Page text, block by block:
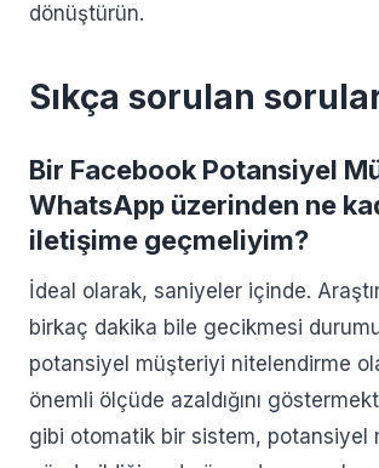
dönüştürün.
Sıkça sorulan
Bir Facebook Potansiyel
WhatsApp üzerinden ne
iletişime geçmeliyim?
İdeal olarak, saniyeler içinde.
birkaç dakika bile gecikmesi
potansiyel müşteriyi nitelendirme
önemli ölçüde azaldığını
gibi otomatik bir sistem, potansiyel
WhatsApp